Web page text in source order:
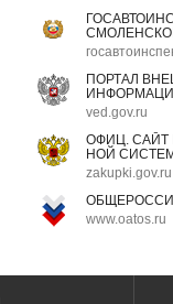
ПОРТАЛ
ved.gov.ru
ОФИЦ.
НОЙ
zakupki.gov.ru
www.oatos.ru